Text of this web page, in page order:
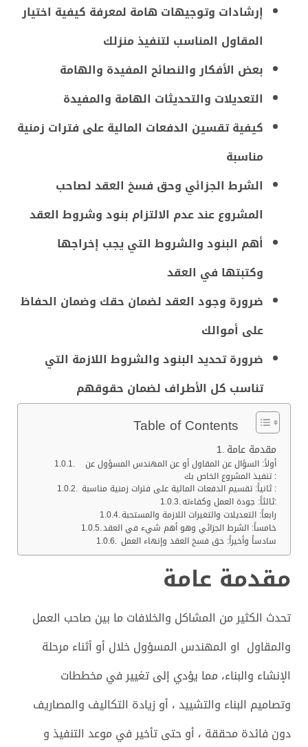
إرشادات وتوجيهات هامة لمعرفة كيفية اختيار
المقاول المناسب لتنفيذ منزلك
بعض الأفكار والنصائح المفيدة والهامة
التعديلات والتحديثات الهامة والمفيدة
كيفية تقسين الدفعات المالية على فترات زمنية
مناسبة
الشرط الجزائي وحق فسخ العقد لصاحب
المشروع عند عدم الالتزام بنود وشروط العقد
أهم البنود والشروط التي يجب إخراجها
وكتبتها في العقد
ضرورة وجود العقد لضمان حقك وضمان الحفاظ
على أموالك
ضرورة تحديد البنود والشروط اللازمة التي
تناسب كل الأطراف لضمان حقوقهم
Table of Contents
مقدمة عامة
أولاً: السؤال عن المقاول أو عن المهندس المسؤول عن
تنفيذ المشروع الخاص بك :
ثانياً: تقسيم الدفعات المالية على فترات زمنية مناسبة :
ثالثاً: جودة العمل وكفاءته:
رابعاً: التعديلات والتغيرات اللازمة والمستحبة
خامساً: الشرط الجزائي وهو أهم شيء في العقد
سادساً وأخيراً: حق فسخ العقد وإنهاء العمل
مقدمة عامة
تحدث الكثير من المشاكل والخلافات ما بين صاحب العمل
والمقاول او المهندس المسؤول خلال أو أثناء مرحلة
الإنشاء والبناء، مما يؤدي إلى تغيير في مخططات
وتصاميم البناء والتشييد ، أو زيادة التكاليف والمصاريف
دون فائدة محققة ، أو حتى تأخير في موعد التنفيذ و